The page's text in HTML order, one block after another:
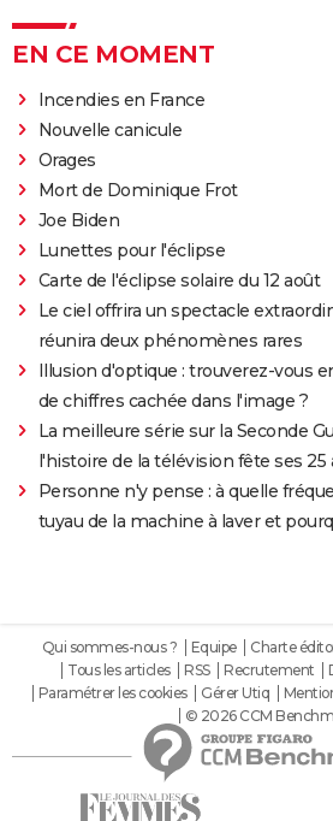
EN CE MOMENT
Incendies en France
Nouvelle canicule
Orages
Mort de Dominique Frot
Joe Biden
Lunettes pour l'éclipse
Carte de l'éclipse solaire du 12 août
Le ciel offrira un spectacle
réunira deux phénomènes rares
Illusion d'optique : trouverez-vous
de chiffres cachée dans l'image ?
La meilleure série sur la Seconde
l'histoire de la télévision fête ses 25
Personne n'y pense : à quelle
tuyau de la machine à laver et
Qui sommes-nous ? Equipe Charte
Tous les articles
RSS Recrutement
Paramétrer les cookies
Gérer Utiq
© 2026 CCM